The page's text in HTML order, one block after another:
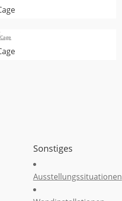
Sonstiges
Ausstellungssituationen